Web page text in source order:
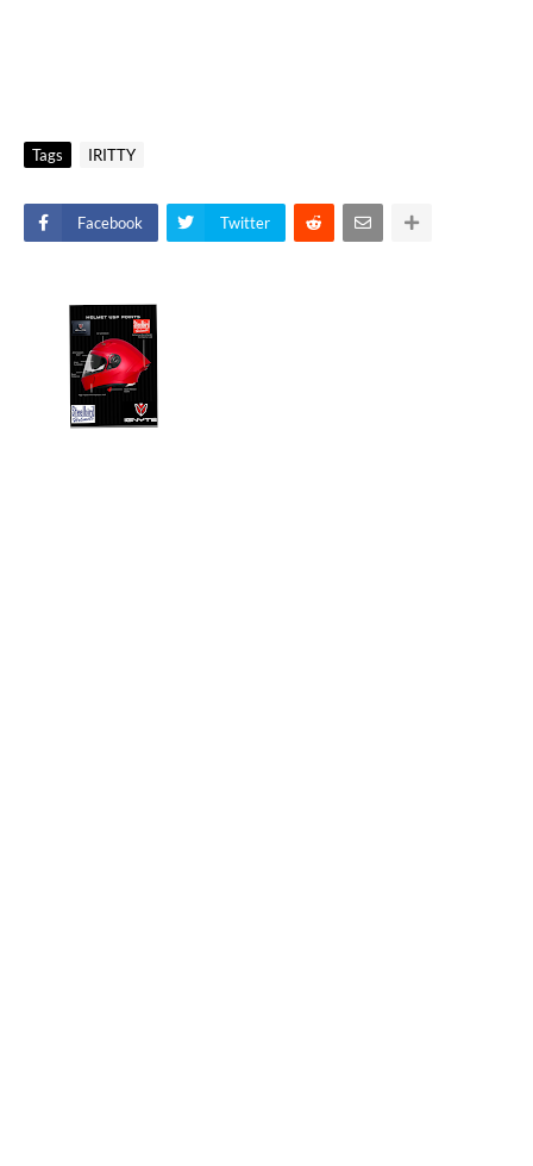
Tags IRITTY
Facebook Twitter